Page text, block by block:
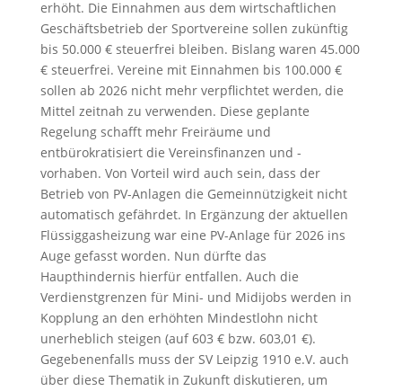
erhöht. Die Einnahmen aus dem wirtschaftlichen
Geschäftsbetrieb der Sportvereine sollen zukünftig
bis 50.000 € steuerfrei bleiben. Bislang waren 45.000
€ steuerfrei. Vereine mit Einnahmen bis 100.000 €
sollen ab 2026 nicht mehr verpflichtet werden, die
Mittel zeitnah zu verwenden. Diese geplante
Regelung schafft mehr Freiräume und
entbürokratisiert die Vereinsfinanzen und -
vorhaben. Von Vorteil wird auch sein, dass der
Betrieb von PV-Anlagen die Gemeinnützigkeit nicht
automatisch gefährdet. In Ergänzung der aktuellen
Flüssiggasheizung war eine PV-Anlage für 2026 ins
Auge gefasst worden. Nun dürfte das
Haupthindernis hierfür entfallen. Auch die
Verdienstgrenzen für Mini- und Midijobs werden in
Kopplung an den erhöhten Mindestlohn nicht
unerheblich steigen (auf 603 € bzw. 603,01 €).
Gegebenenfalls muss der SV Leipzig 1910 e.V. auch
über diese Thematik in Zukunft diskutieren, um